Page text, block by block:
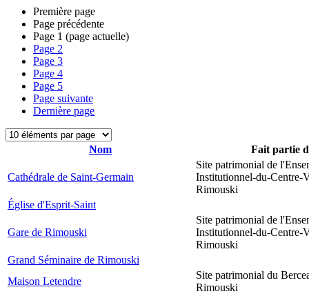
Première page
Page précédente
Page 1 (page actuelle)
Page 2
Page 3
Page 4
Page 5
Page suivante
Dernière page
Nom Fait partie
Cathédrale de Saint-Germain
Site patrimonial de
Institutionnel-du-Centre-
Rimouski
Église d'Esprit-Saint
Gare de Rimouski
Site patrimonial de
Institutionnel-du-Centre-
Rimouski
Grand Séminaire de Rimouski
Maison Letendre
Site patrimonial du
Rimouski